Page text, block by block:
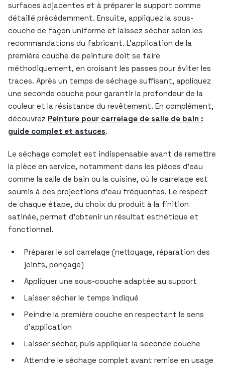
surfaces adjacentes et à préparer le support comme
détaillé précédemment. Ensuite, appliquez la sous-
couche de façon uniforme et laissez sécher selon les
recommandations du fabricant. L’application de la
première couche de peinture doit se faire
méthodiquement, en croisant les passes pour éviter les
traces. Après un temps de séchage suffisant, appliquez
une seconde couche pour garantir la profondeur de la
couleur et la résistance du revêtement. En complément,
découvrez Peinture pour carrelage de salle de bain :
guide complet et astuces.
Le séchage complet est indispensable avant de remettre
la pièce en service, notamment dans les pièces d’eau
comme la salle de bain ou la cuisine, où le carrelage est
soumis à des projections d’eau fréquentes. Le respect
de chaque étape, du choix du produit à la finition
satinée, permet d’obtenir un résultat esthétique et
fonctionnel.
Préparer le sol carrelage (nettoyage, réparation des
joints, ponçage)
Appliquer une sous-couche adaptée au support
Laisser sécher le temps indiqué
Peindre la première couche en respectant le sens
d’application
Laisser sécher, puis appliquer la seconde couche
Attendre le séchage complet avant remise en usage